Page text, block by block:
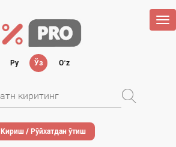
Ру Ўз Oʻz
Кириш / Рўйхатдан ўтиш